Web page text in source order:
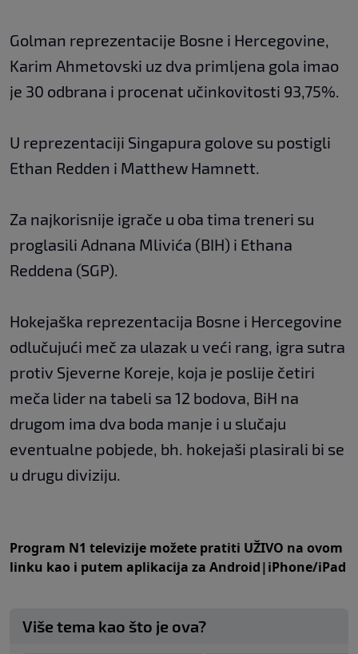
Golman reprezentacije Bosne i Hercegovine,
Karim Ahmetovski uz dva primljena gola imao
je 30 odbrana i procenat učinkovitosti 93,75%.
U reprezentaciji Singapura golove su postigli
Ethan Redden i Matthew Hamnett.
Za najkorisnije igrače u oba tima treneri su
proglasili Adnana Mlivića (BIH) i Ethana
Reddena (SGP).
Hokejaška reprezentacija Bosne i Hercegovine
odlučujući meč za ulazak u veći rang, igra sutra
protiv Sjeverne Koreje, koja je poslije četiri
meča lider na tabeli sa 12 bodova, BiH na
drugom ima dva boda manje i u slučaju
eventualne pobjede, bh. hokejaši plasirali bi se
u drugu diviziju.
Program N1 televizije možete pratiti UŽIVO na ovom
linku kao i putem aplikacija za Android|iPhone/iPad
Više tema kao što je ova?